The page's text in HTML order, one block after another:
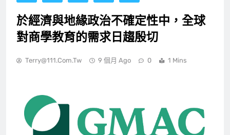
於經濟與地緣政治不確定性中，全球
對商學教育的需求日趨殷切
Terry@111.com.tw 9 個月 Ago 0 1 Mins